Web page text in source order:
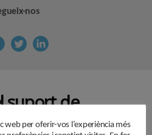
nos
suport de
web per oferir-vos l’experiència més